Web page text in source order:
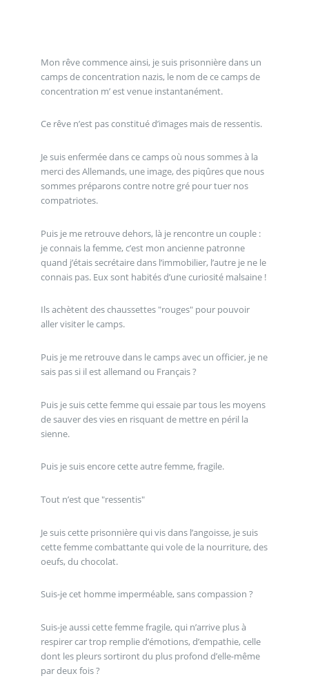
Mon rêve commence ainsi, je suis prisonnière dans un
camps de concentration nazis, le nom de ce camps de
concentration m’ est venue instantanément.
Ce rêve n’est pas constitué d’images mais de ressentis.
Je suis enfermée dans ce camps où nous sommes à la
merci des Allemands, une image, des piqûres que nous
sommes préparons contre notre gré pour tuer nos
compatriotes.
Puis je me retrouve dehors, là je rencontre un couple :
je connais la femme, c’est mon ancienne patronne
quand j’étais secrétaire dans l’immobilier, l’autre je ne le
connais pas. Eux sont habités d’une curiosité malsaine !
Ils achètent des chaussettes "rouges" pour pouvoir
aller visiter le camps.
Puis je me retrouve dans le camps avec un officier, je ne
sais pas si il est allemand ou Français ?
Puis je suis cette femme qui essaie par tous les moyens
de sauver des vies en risquant de mettre en péril la
sienne.
Puis je suis encore cette autre femme, fragile.
Tout n’est que "ressentis"
Je suis cette prisonnière qui vis dans l’angoisse, je suis
cette femme combattante qui vole de la nourriture, des
oeufs, du chocolat.
Suis-je cet homme imperméable, sans compassion ?
Suis-je aussi cette femme fragile, qui n’arrive plus à
respirer car trop remplie d’émotions, d’empathie, celle
dont les pleurs sortiront du plus profond d’elle-même
par deux fois ?